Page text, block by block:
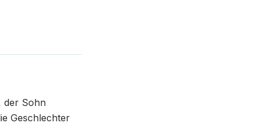
der Sohn
Geschlechter